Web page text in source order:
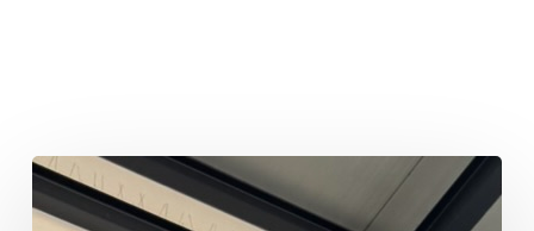
„Huber
packt
an!“